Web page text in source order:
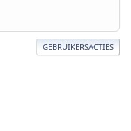
GEBRUIKERSACTIES